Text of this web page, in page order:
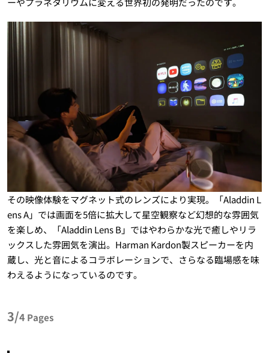
その映像体験をマグネット式のレンズにより実現。「Aladdin L
ens A」では画面を5倍に拡大して星空観察など幻想的な雰囲気
を楽しめ、「Aladdin Lens B」ではやわらかな光で癒しやリラ
ックスした雰囲気を演出。Harman Kardon製スピーカーを内
蔵し、光と音によるコラボレーションで、さらなる臨場感を味
わえるようになっているのです。
3/4 Pages